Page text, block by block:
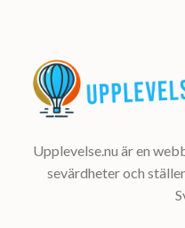
Upplevelse.nu är en
sevärdheter och